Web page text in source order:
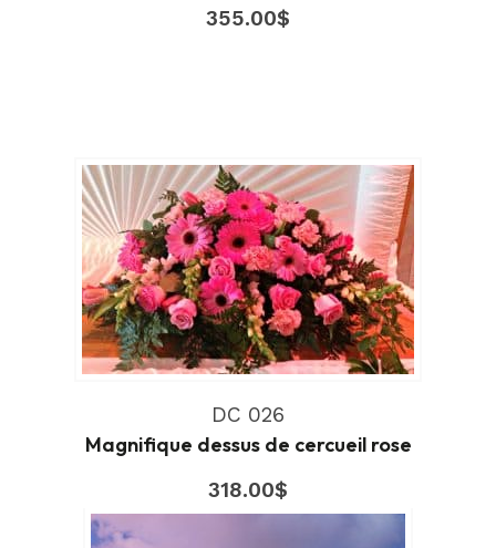
355.00$
DC 026
Magnifique dessus de cercueil rose
318.00$